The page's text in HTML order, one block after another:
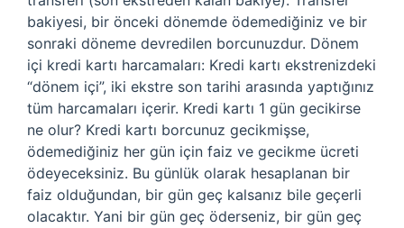
bakiyesi, bir önceki dönemde ödemediğiniz ve bir
sonraki döneme devredilen borcunuzdur. Dönem
içi kredi kartı harcamaları: Kredi kartı ekstrenizdeki
“dönem içi”, iki ekstre son tarihi arasında yaptığınız
tüm harcamaları içerir. Kredi kartı 1 gün gecikirse
ne olur? Kredi kartı borcunuz gecikmişse,
ödemediğiniz her gün için faiz ve gecikme ücreti
ödeyeceksiniz. Bu günlük olarak hesaplanan bir
faiz olduğundan, bir gün geç kalsanız bile geçerli
olacaktır. Yani bir gün geç öderseniz, bir gün geç